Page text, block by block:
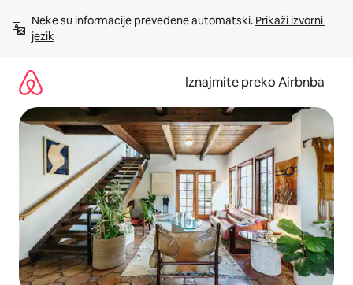
sadržaj
Neke su informacije prevedene automatski. Prikaži izvorni
jezik
Iznajmite preko Airbnba